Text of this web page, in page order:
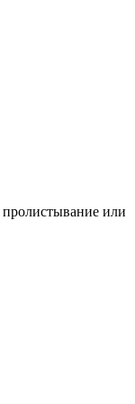
пролистывание или